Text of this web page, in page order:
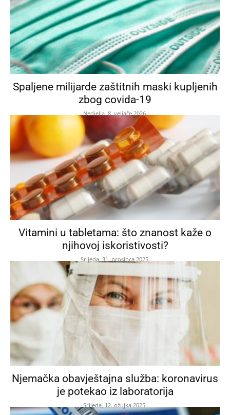
Spaljene milijarde zaštitnih maski kupljenih
zbog covida-19
Nedjelja, 8. veljače 2026.
Vitamini u tabletama: što znanost kaže o
njihovoj iskoristivosti?
Srijeda, 31. prosinca 2025.
Njemačka obavještajna služba: koronavirus
je potekao iz laboratorija
Srijeda, 12. ožujka 2025.